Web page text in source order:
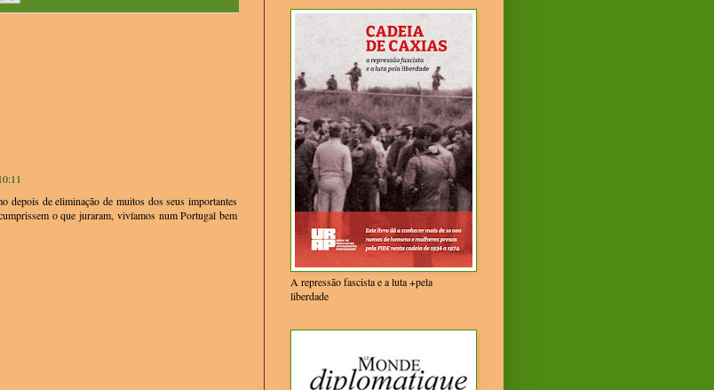
depois de eliminação de muitos dos seus importantes
o que juraram, vivíamos num Portugal bem
A repressão fascista e a luta +pela
liberdade